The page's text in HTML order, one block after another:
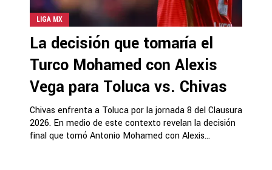
LIGA MX
La decisión que tomaría el
Turco Mohamed con Alexis
Vega para Toluca vs. Chivas
Chivas enfrenta a Toluca por la jornada 8 del Clausura
2026. En medio de este contexto revelan la decisión
final que tomó Antonio Mohamed con Alexis...